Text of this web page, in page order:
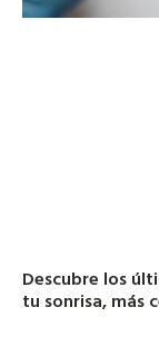
Descubre los
tu sonrisa, más